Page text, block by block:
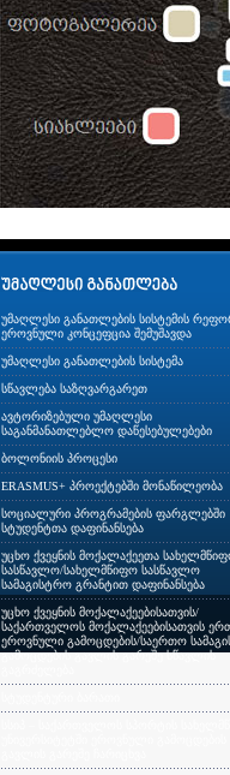
უმაღლესი განათლების სისტემის
ეროვნული კონცეფცია შემუშავდა
უმაღლესი განათლების სისტემა
სწავლება საზღვარგარეთ
ავტორიზებული უმაღლესი
საგანმანათლებლო დაწესებულებები
ბოლონიის პროცესი
ERASMUS+ პროექტებში მონაწილეობა
სოციალური პროგრამების ფარგლებში
სტუდენტთა დაფინანსება
უცხო ქვეყნის მოქალაქეეთა
სასწავლო/სახელმწიფო სასწავლო
სამაგისტრო გრანტით დაფინანსება
უცხო ქვეყნის მოქალაქეებისათვის/
საქართველოს მოქალაქეებისათვის
ეროვნული გამოცდების/საერთო
გამოცდების გავლის გარეშე სწავლის